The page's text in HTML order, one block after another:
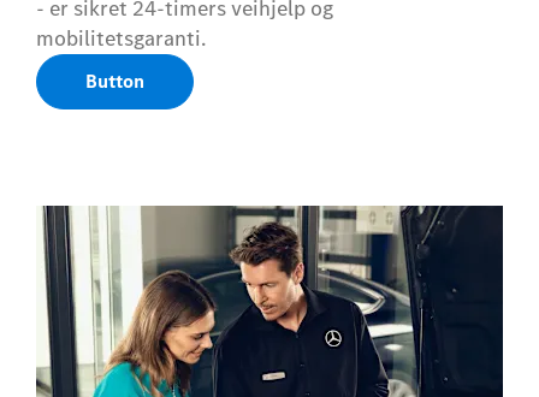
- er sikret 24-timers veihjelp og
mobilitetsgaranti.
Button